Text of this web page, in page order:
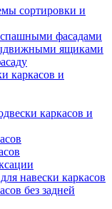
сортировки и
фасадами
ящиками
каркасов и
каркасов и
навески каркасов
без задней